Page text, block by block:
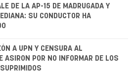
DE LA AP-15 DE MADRUGADA Y
SU CONDUCTOR HA
A UPN Y CENSURA AL
ASIRON POR NO INFORMAR DE LOS